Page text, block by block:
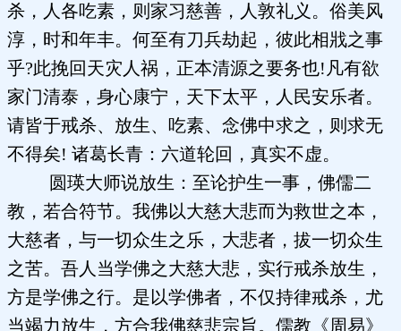
杀，人各吃素，则家习慈善，人敦礼义。俗美风
淳，时和年丰。何至有刀兵劫起，彼此相戕之事
乎?此挽回天灾人祸，正本清源之要务也!凡有欲
家门清泰，身心康宁，天下太平，人民安乐者。
请皆于戒杀、放生、吃素、念佛中求之，则求无
不得矣! 诸葛长青：六道轮回，真实不虚。
圆瑛大师说放生：至论护生一事，佛儒二
教，若合符节。我佛以大慈大悲而为救世之本，
大慈者，与一切众生之乐，大悲者，拔一切众生
之苦。吾人当学佛之大慈大悲，实行戒杀放生，
方是学佛之行。是以学佛者，不仅持律戒杀，尤
当竭力放生，方合我佛慈悲宗旨。儒教《周易》